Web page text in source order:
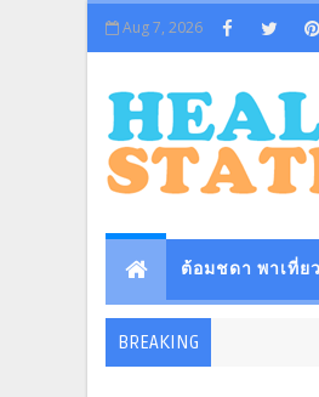
Aug 7, 2026
ต้อมชดา พาเที่ยว
BREAKING